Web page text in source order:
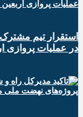
استقرار تیم
در عملیات پروازی